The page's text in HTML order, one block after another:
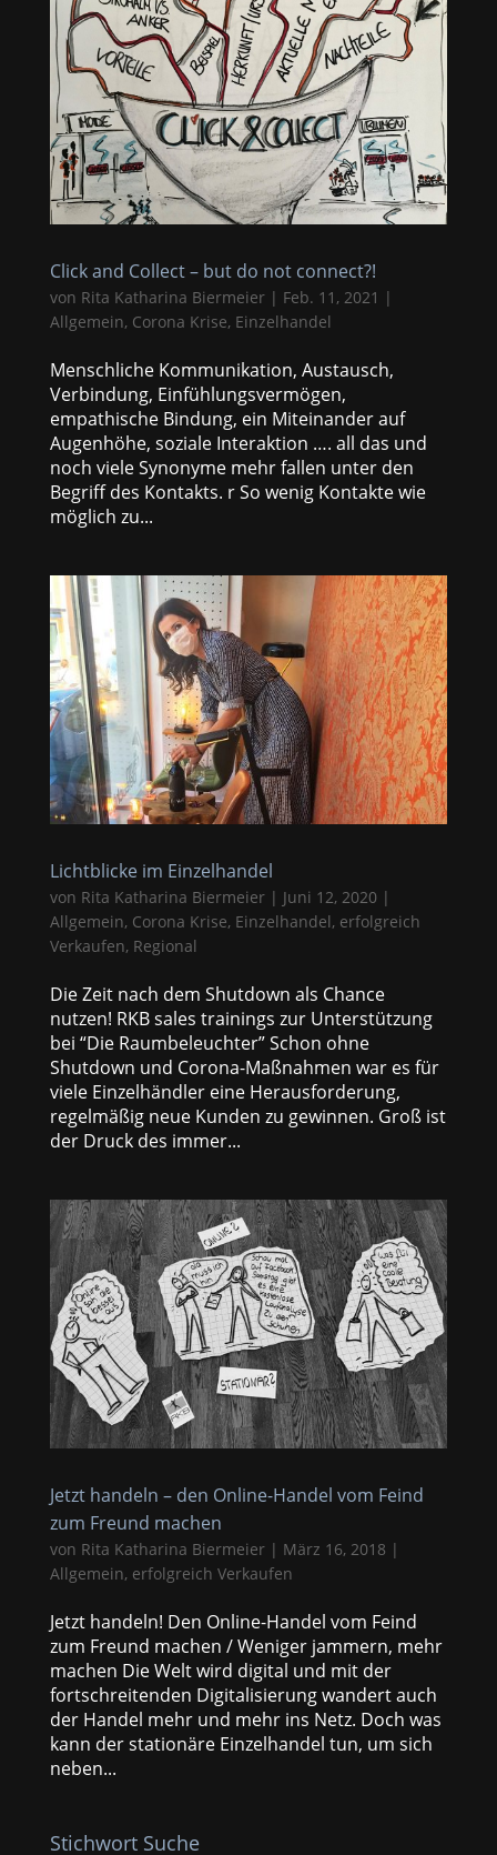
Click and Collect – but do not connect?!
von Rita Katharina Biermeier| Feb. 11, 2021 |
Allgemein, Corona Krise, Einzelhandel
Menschliche Kommunikation, Austausch,
Verbindung, Einfühlungsvermögen,
empathische Bindung, ein Miteinander auf
Augenhöhe, soziale Interaktion …. all das und
noch viele Synonyme mehr fallen unter den
Begriff des Kontakts. r So wenig Kontakte wie
möglich zu...
Lichtblicke im Einzelhandel
von Rita Katharina Biermeier| Juni 12, 2020 |
Allgemein, Corona Krise, Einzelhandel, erfolgreich
Verkaufen, Regional
Die Zeit nach dem Shutdown als Chance
nutzen! RKB sales trainings zur Unterstützung
bei “Die Raumbeleuchter” Schon ohne
Shutdown und Corona-Maßnahmen war es für
viele Einzelhändler eine Herausforderung,
regelmäßig neue Kunden zu gewinnen. Groß ist
der Druck des immer...
Jetzt handeln – den Online-Handel vom Feind
zum Freund machen
von Rita Katharina Biermeier| März 16, 2018 |
Allgemein, erfolgreich Verkaufen
Jetzt handeln! Den Online-Handel vom Feind
zum Freund machen / Weniger jammern, mehr
machen Die Welt wird digital und mit der
fortschreitenden Digitalisierung wandert auch
der Handel mehr und mehr ins Netz. Doch was
kann der stationäre Einzelhandel tun, um sich
neben...
Stichwort Suche